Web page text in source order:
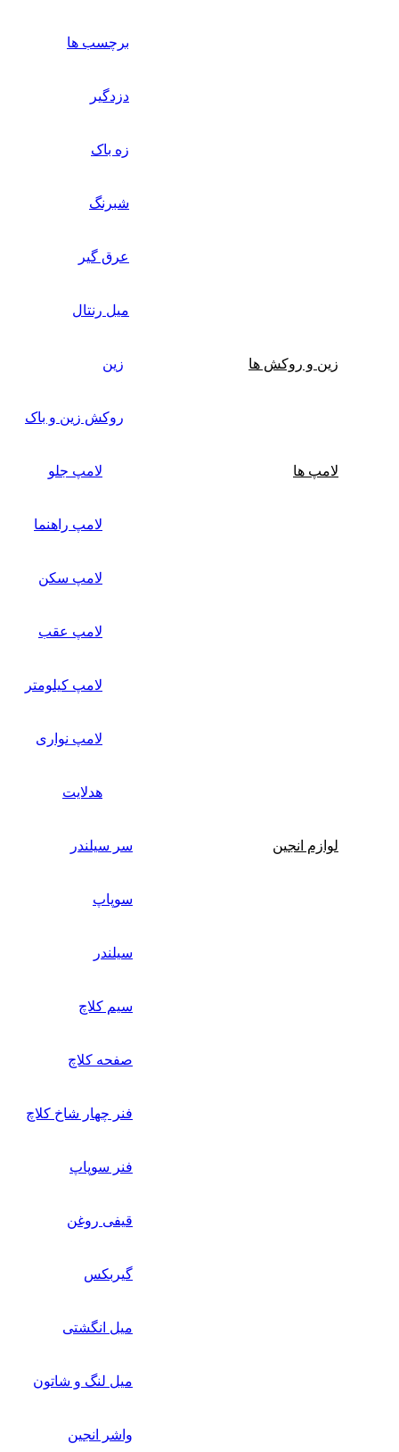
برچسب ها
دزدگیر
زه باک
شبرنگ
عرق گیر
میل رنتال
زین و روکش ها زین
روکش زین و باک
لامپ ها لامپ جلو
لامپ راهنما
لامپ سکن
لامپ عقب
لامپ کیلومتر
لامپ نواری
هدلایت
لوازم انجین سر سیلندر
سوپاپ
سیلندر
سیم کلاچ
صفحه کلاچ
فنر چهار شاخ کلاچ
فنر سوپاپ
قیفی روغن
گیربکس
میل انگشتی
میل لنگ و شاتون
واشر انجین